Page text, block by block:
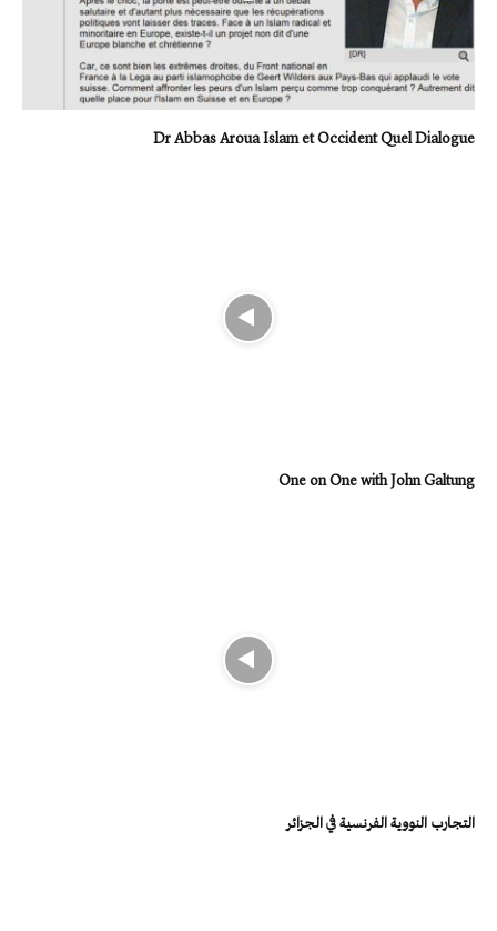
Dr Abbas Aroua Islam et Occident Quel Dialogue
One on One with John Galtung
التجارب النووية الفرنسية في الجزائر